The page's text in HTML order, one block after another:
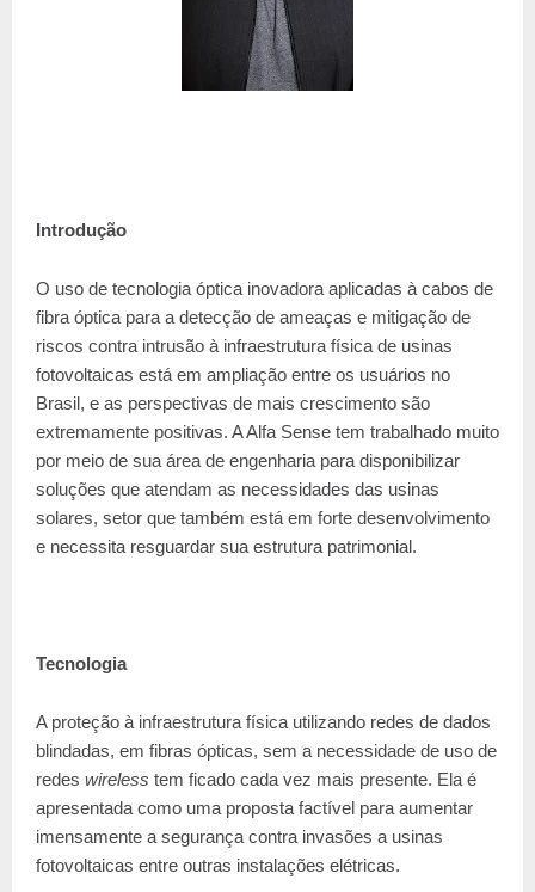
Introdução
O uso de tecnologia óptica inovadora aplicadas à cabos de
fibra óptica para a detecção de ameaças e mitigação de
riscos contra intrusão à infraestrutura física de usinas
fotovoltaicas está em ampliação entre os usuários no
Brasil, e as perspectivas de mais crescimento são
extremamente positivas. A Alfa Sense tem trabalhado muito
por meio de sua área de engenharia para disponibilizar
soluções que atendam as necessidades das usinas
solares, setor que também está em forte desenvolvimento
e necessita resguardar sua estrutura patrimonial.
Tecnologia
A proteção à infraestrutura física utilizando redes de dados
blindadas, em fibras ópticas, sem a necessidade de uso de
redes wireless tem ficado cada vez mais presente. Ela é
apresentada como uma proposta factível para aumentar
imensamente a segurança contra invasões a usinas
fotovoltaicas entre outras instalações elétricas.